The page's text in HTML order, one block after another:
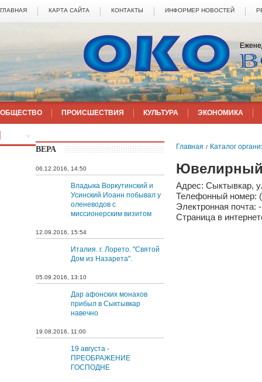
ГЛАВНАЯ КАРТА САЙТА КОНТАКТЫ ИНФОРМЕР НОВОСТЕЙ
ОБЩЕСТВО ПРОИСШЕСТВИЯ КУЛЬТУРА ЭКОНОМИКА
ВЕРА
06.12.2016, 14:50
Владыка Воркутинский и
Усинский Иоанн побывал у
оленеводов с
миссионерским визитом
12.09.2016, 15:54
Италия. г. Лорето. "Святой
Дом из Назарета".
05.09.2016, 13:10
Дар афонских монахов
прибыл в Сыктывкар
навечно
19.08.2016, 11:00
19 августа -
ПРЕОБРАЖЕНИЕ
ГОСПОДНЕ
Главная / Каталог
Ювелирный
Адрес: Сыктывкар,
Телефонный номер:
Электронная почта: -
Страница в